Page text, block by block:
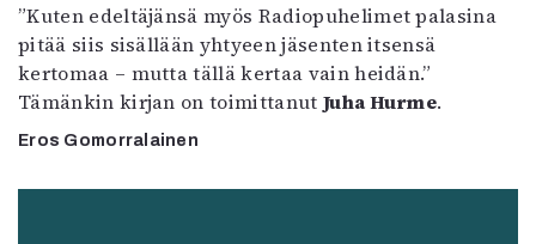
”Kuten edeltäjänsä myös Radiopuhelimet palasina
pitää siis sisällään yhtyeen jäsenten itsensä
kertomaa – mutta tällä kertaa vain heidän.”
Tämänkin kirjan on toimittanut Juha Hurme.
Eros Gomorralainen